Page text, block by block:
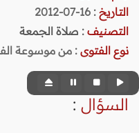
التاريخ : 16-07-2012
التصنيف : صلاة الجمعة
نوع الفتوى : من موسوعة
السؤال :